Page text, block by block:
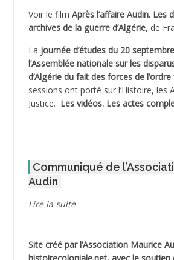
ADJANI Khaled
ADJAOUT
ADNI Mohamed Akli
ADOUL Arab *
AGOULMINE
AHLOUCHE Mabrouk *
Voir le film Après l’affaire Audin. Les
archives de la guerre d’Algérie, de
La journée d’études du 20
l’Assemblée nationale sur les
d’Algérie du fait des forces de
sessions ont porté sur l’Histoire, les
Justice. Les vidéos. Les actes
Communiqué de
Audin
Lire la suite
Site créé par l’Association Maurice